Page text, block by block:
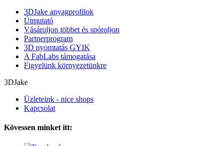
3DJake anyagprofilok
Útmutató
Vásároljon többet és spóroljon
Partnerprogram
3D nyomtatás GYIK
A FabLabs támogatása
Figyelünk környezetünkre
3DJake
Üzleteink - nice shops
Kapcsolat
Kövessen minket itt: